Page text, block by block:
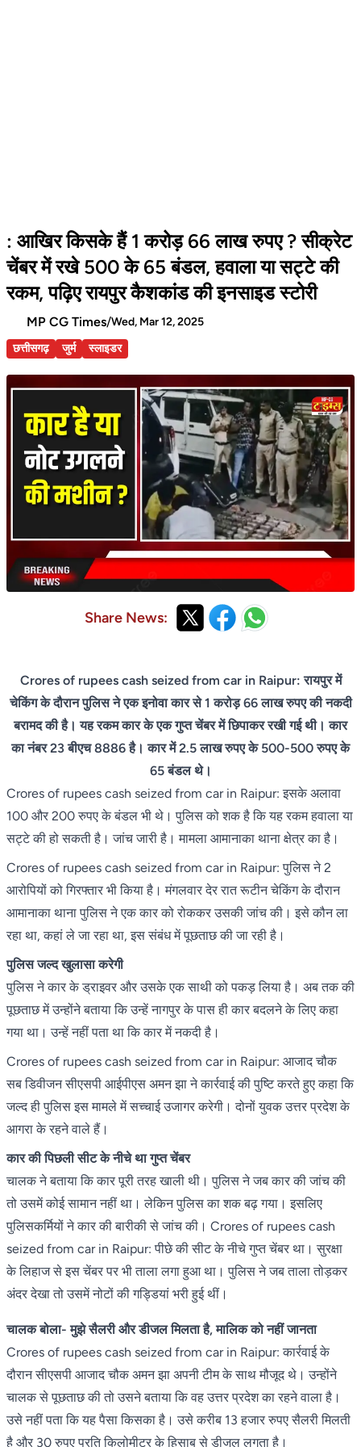
: आखिर किसके हैं 1 करोड़ 66 लाख रुपए ? सीक्रेट
चेंबर में रखे 500 के 65 बंडल, हवाला या सट्टे की
रकम, पढ़िए रायपुर कैशकांड की इनसाइड स्टोरी
MP CG Times/Wed, Mar 12, 2025
छत्तीसगढ़
जुर्म स्लाइडर
Share News:
Crores of rupees cash seized from car in Raipur: रायपुर में
चेकिंग के दौरान पुलिस ने एक इनोवा कार से 1 करोड़ 66 लाख रुपए की नकदी
बरामद की है। यह रकम कार के एक गुप्त चेंबर में छिपाकर रखी गई थी। कार
का नंबर 23 बीएच 8886 है। कार में 2.5 लाख रुपए के 500-500 रुपए के
65 बंडल थे।
Crores of rupees cash seized from car in Raipur: इसके अलावा
100 और 200 रुपए के बंडल भी थे। पुलिस को शक है कि यह रकम हवाला या
सट्टे की हो सकती है। जांच जारी है। मामला आमानाका थाना क्षेत्र का है।
Crores of rupees cash seized from car in Raipur: पुलिस ने 2
आरोपियों को गिरफ्तार भी किया है। मंगलवार देर रात रूटीन चेकिंग के दौरान
आमानाका थाना पुलिस ने एक कार को रोककर उसकी जांच की। इसे कौन ला
रहा था, कहां ले जा रहा था, इस संबंध में पूछताछ की जा रही है।
पुलिस जल्द खुलासा करेगी
पुलिस ने कार के ड्राइवर और उसके एक साथी को पकड़ लिया है। अब तक की
पूछताछ में उन्होंने बताया कि उन्हें नागपुर के पास ही कार बदलने के लिए कहा
गया था। उन्हें नहीं पता था कि कार में नकदी है।
Crores of rupees cash seized from car in Raipur: आजाद चौक
सब डिवीजन सीएसपी आईपीएस अमन झा ने कार्रवाई की पुष्टि करते हुए कहा कि
जल्द ही पुलिस इस मामले में सच्चाई उजागर करेगी। दोनों युवक उत्तर प्रदेश के
आगरा के रहने वाले हैं।
कार की पिछली सीट के नीचे था गुप्त चेंबर
चालक ने बताया कि कार पूरी तरह खाली थी। पुलिस ने जब कार की जांच की
तो उसमें कोई सामान नहीं था। लेकिन पुलिस का शक बढ़ गया। इसलिए
पुलिसकर्मियों ने कार की बारीकी से जांच की। Crores of rupees cash
seized from car in Raipur: पीछे की सीट के नीचे गुप्त चेंबर था। सुरक्षा
के लिहाज से इस चेंबर पर भी ताला लगा हुआ था। पुलिस ने जब ताला तोड़कर
अंदर देखा तो उसमें नोटों की गड्डियां भरी हुई थीं।
चालक बोला- मुझे सैलरी और डीजल मिलता है, मालिक को नहीं जानता
Crores of rupees cash seized from car in Raipur: कार्रवाई के
दौरान सीएसपी आजाद चौक अमन झा अपनी टीम के साथ मौजूद थे। उन्होंने
चालक से पूछताछ की तो उसने बताया कि वह उत्तर प्रदेश का रहने वाला है।
उसे नहीं पता कि यह पैसा किसका है। उसे करीब 13 हजार रुपए सैलरी मिलती
है और 30 रुपए प्रति किलोमीटर के हिसाब से डीजल लगता है।